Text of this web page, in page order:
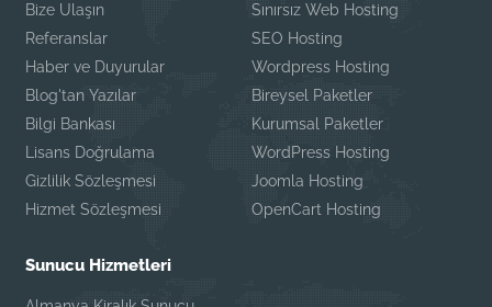
Bize Ulaşın
Referanslar
Haber ve Duyurular
Blog'tan Yazılar
Bilgi Bankası
Lisans Doğrulama
Gizlilik Sözleşmesi
Hizmet Sözleşmesi
Sınırsız Web Hosting
SEO Hosting
Wordpress Hosting
Bireysel Paketler
Kurumsal Paketler
WordPress Hosting
Joomla Hosting
OpenCart Hosting
Sunucu Hizmetleri